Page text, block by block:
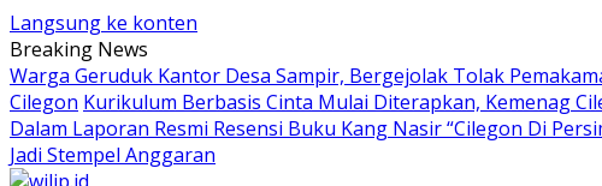
Langsung ke konten
Breaking News
Warga Geruduk Kantor Desa Sampir, Bergejolak Tolak
Cilegon Kurikulum Berbasis Cinta Mulai Diterapkan, Kemenag
Dalam Laporan Resmi Resensi Buku Kang Nasir “Cilegon Di
Jadi Stempel Anggaran